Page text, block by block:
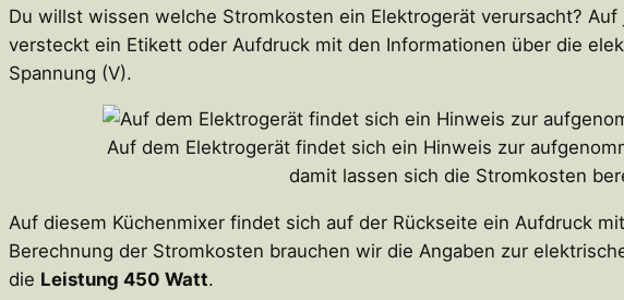
Du willst wissen welche Stromkosten ein Elektrogerät verursacht?
versteckt ein Etikett oder Aufdruck mit den Informationen über die
Spannung (V).
Auf dem Elektrogerät findet sich ein Hinweis zur
damit lassen sich die Stromkosten
Auf diesem Küchenmixer findet sich auf der Rückseite ein Aufdruck
Berechnung der Stromkosten brauchen wir die Angaben zur
die Leistung 450 Watt.